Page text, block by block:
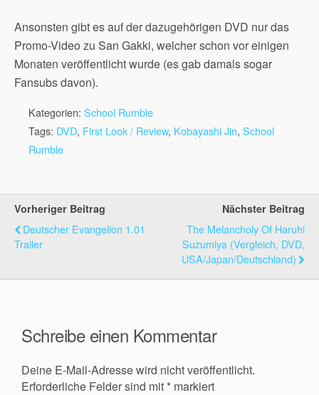
Ansonsten gibt es auf der dazugehörigen DVD nur das
Promo-Video zu San Gakki, welcher schon vor einigen
Monaten veröffentlicht wurde (es gab damals sogar
Fansubs davon).
Kategorien: School Rumble
Tags: DVD, First Look / Review, Kobayashi Jin, School
Rumble
Vorheriger Beitrag
Deutscher Evangelion 1.01
Trailer
Nächster Beitrag
The Melancholy Of Haruhi
Suzumiya (Vergleich, DVD,
USA/Japan/Deutschland)
Schreibe einen Kommentar
Deine E-Mail-Adresse wird nicht veröffentlicht.
Erforderliche Felder sind mit * markiert